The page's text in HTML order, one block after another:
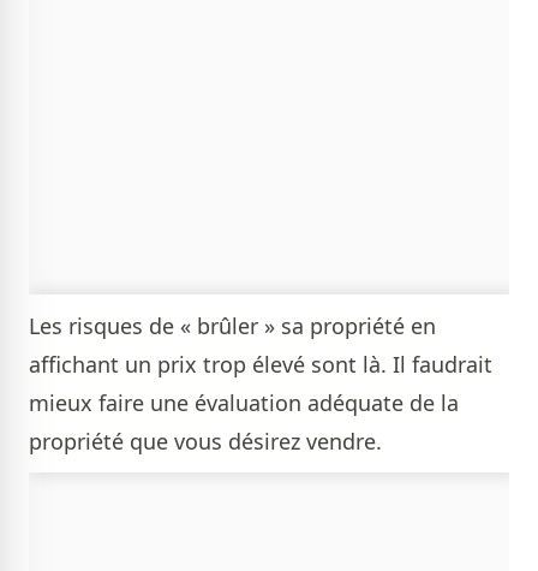
Les risques de « brûler » sa propriété en
affichant un prix trop élevé sont là. Il faudrait
mieux faire une évaluation adéquate de la
propriété que vous désirez vendre.